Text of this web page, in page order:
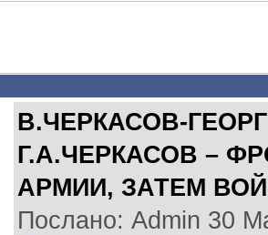
В.ЧЕРКАСОВ-
Г.А.ЧЕРКАСОВ –
АРМИИ, ЗАТЕМ
Послано: Admin 30